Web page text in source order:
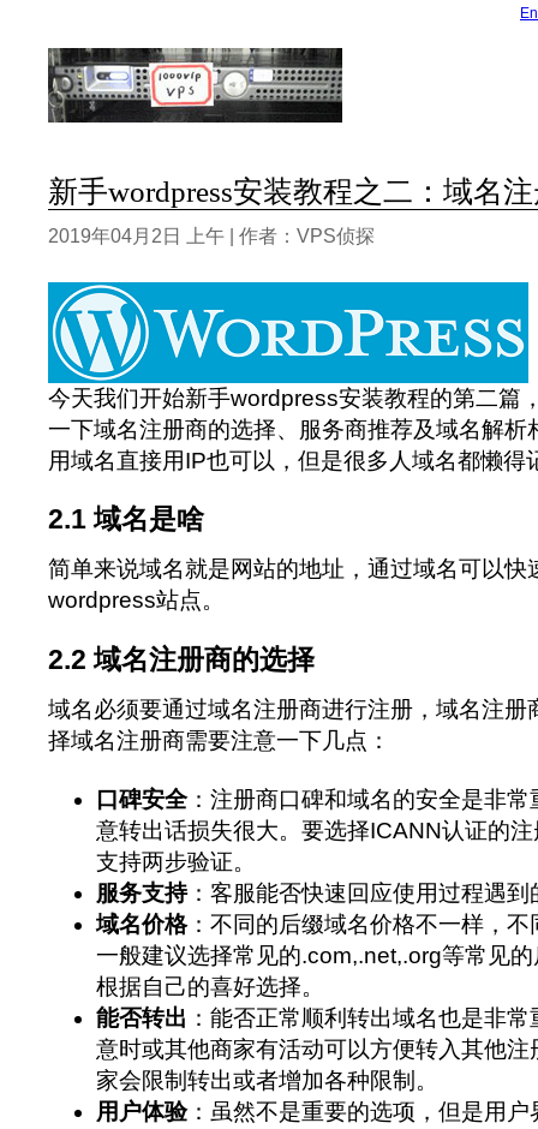
新手wordpress安装教程之二：域名
2019年04月2日 上午 | 作者：VPS侦探
今天我们开始新手wordpress安装教程的第二篇
一下域名注册商的选择、服务商推荐及域名解析
用域名直接用IP也可以，但是很多人域名都懒得
2.1 域名是啥
简单来说域名就是网站的地址，通过域名可以快
wordpress站点。
2.2 域名注册商的选择
域名必须要通过域名注册商进行注册，域名注册
择域名注册商需要注意一下几点：
口碑安全：注册商口碑和域名的安全是非
意转出话损失很大。要选择ICANN认证的
支持两步验证。
服务支持：客服能否快速回应使用过程遇到
域名价格：不同的后缀域名价格不一样，
一般建议选择常见的.com,.net,.org等常见
根据自己的喜好选择。
能否转出 ：能否正常顺利转出域名也是非
意时或其他商家有活动可以方便转入其他
家会限制转出或者增加各种限制。
用户体验：虽然不是重要的选项，但是用